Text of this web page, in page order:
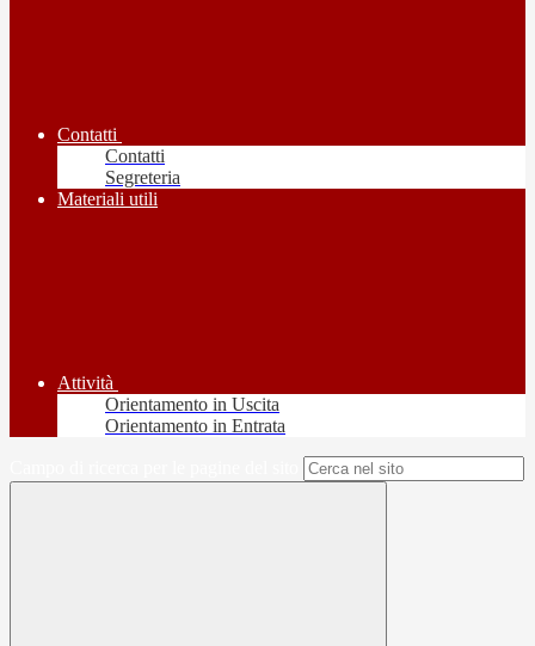
Contatti
Contatti
Segreteria
Materiali utili
Attività
Orientamento in Uscita
Orientamento in Entrata